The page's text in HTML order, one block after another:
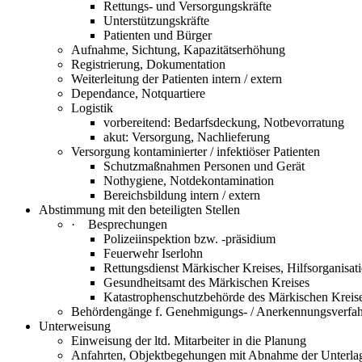
Rettungs- und Versorgungskräfte
Unterstützungskräfte
Patienten und Bürger
Aufnahme, Sichtung, Kapazitätserhöhung
Registrierung, Dokumentation
Weiterleitung der Patienten intern / extern
Dependance, Notquartiere
Logistik
vorbereitend: Bedarfsdeckung, Notbevorratung
akut: Versorgung, Nachlieferung
Versorgung kontaminierter / infektiöser Patienten
Schutzmaßnahmen Personen und Gerät
Nothygiene, Notdekontamination
Bereichsbildung intern / extern
Abstimmung mit den beteiligten Stellen
· Besprechungen
Polizeiinspektion bzw. -präsidium
Feuerwehr Iserlohn
Rettungsdienst Märkischer Kreises,
Gesundheitsamt des Märkischen Kreises
Katastrophenschutzbehörde des Märkischen
Behördengänge f. Genehmigungs- /
Unterweisung
Einweisung der ltd. Mitarbeiter in die Planung
Anfahrten, Objektbegehungen mit Abnahme der